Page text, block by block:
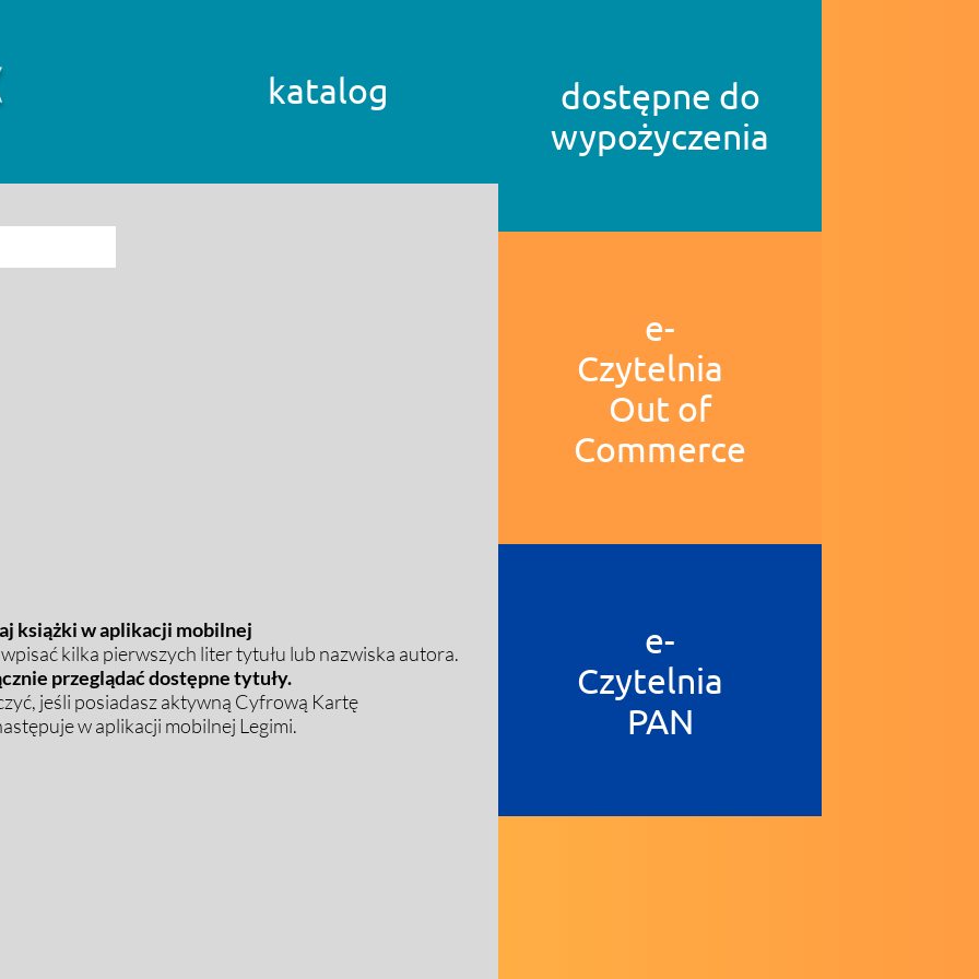
katalog
książki w aplikacji mobilnej
kilka pierwszych liter tytułu lub nazwiska autora.
przeglądać dostępne tytuły.
jeśli posiadasz aktywną Cyfrową Kartę
w aplikacji mobilnej Legimi.
dostępne do
wypożyczenia
e-
Czytelnia
Out of
Commerce
e-
Czytelnia
PAN